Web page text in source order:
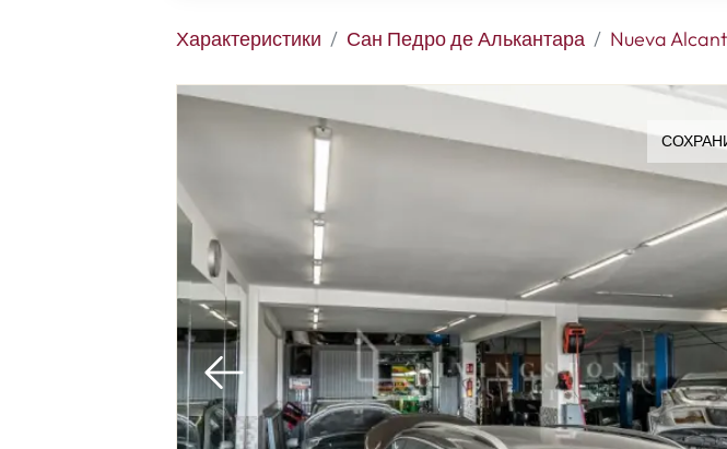
Характеристики Сан Педро де Алькантара Nueva